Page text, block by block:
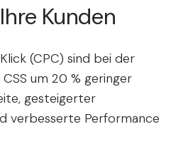
Kunden
(CPC) sind bei der
um 20 % geringer
gesteigerter
verbesserte Performance